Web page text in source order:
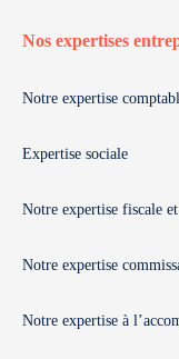
Nos expertises
Notre expertise
Expertise sociale
Notre expertise fiscale
Notre expertise
Notre expertise à